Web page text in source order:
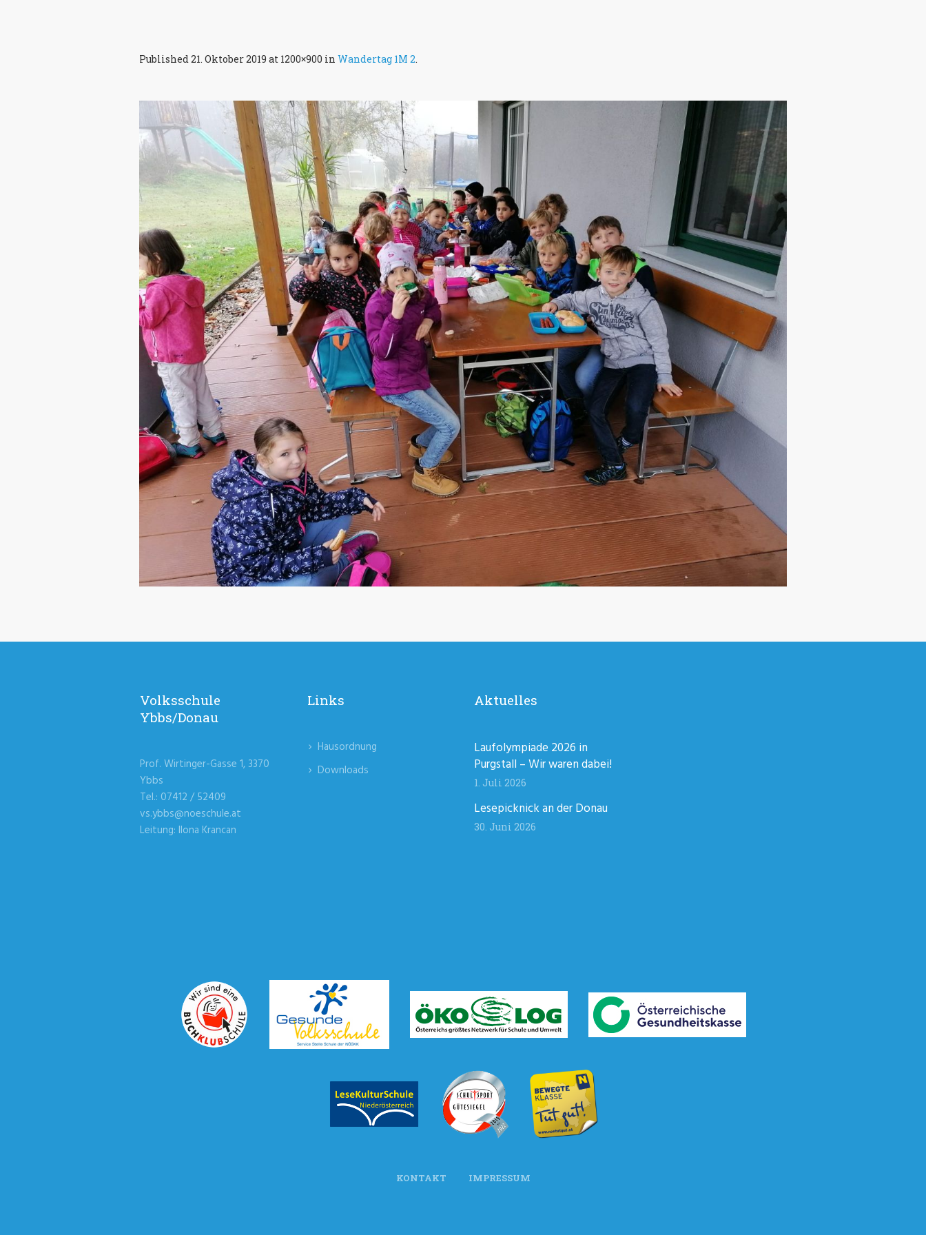
Published21. Oktober 2019 at 1200×900 in Wandertag 1M 2.
Volksschule
Ybbs/Donau
Prof. Wirtinger-Gasse 1, 3370
Ybbs
Tel.: 07412 / 52409
vs.ybbs@noeschule.at
Leitung: Ilona Krancan
Links
Hausordnung
Downloads
Aktuelles
Laufolympiade 2026 in
Purgstall – Wir waren dabei!
1. Juli 2026
Lesepicknick an der Donau
30. Juni 2026
KONTAKT IMPRESSUM